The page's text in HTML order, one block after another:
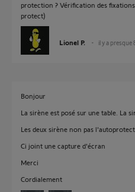
protection ? Vérification des
protect)
Lionel P. il y a presque
Bonjour
La sirène est posé sur une table. La
Les deux sirène non pas
Ci joint une capture d'écran
Merci
Cordialement